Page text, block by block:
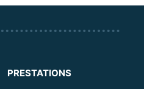
PRESTATIONS